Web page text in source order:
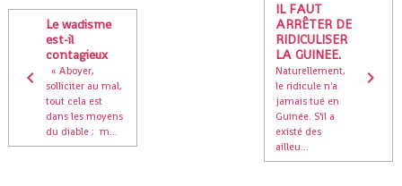
Le wadisme
est-il
contagieux
« Aboyer,
solliciter au mal,
tout cela est
dans les moyens
du diable ; m...
IL FAUT
ARRÊTER DE
RIDICULISER
LA GUINEE.
Naturellement,
le ridicule n'a
jamais tué en
Guinée. S'il a
existé des
ailleu...